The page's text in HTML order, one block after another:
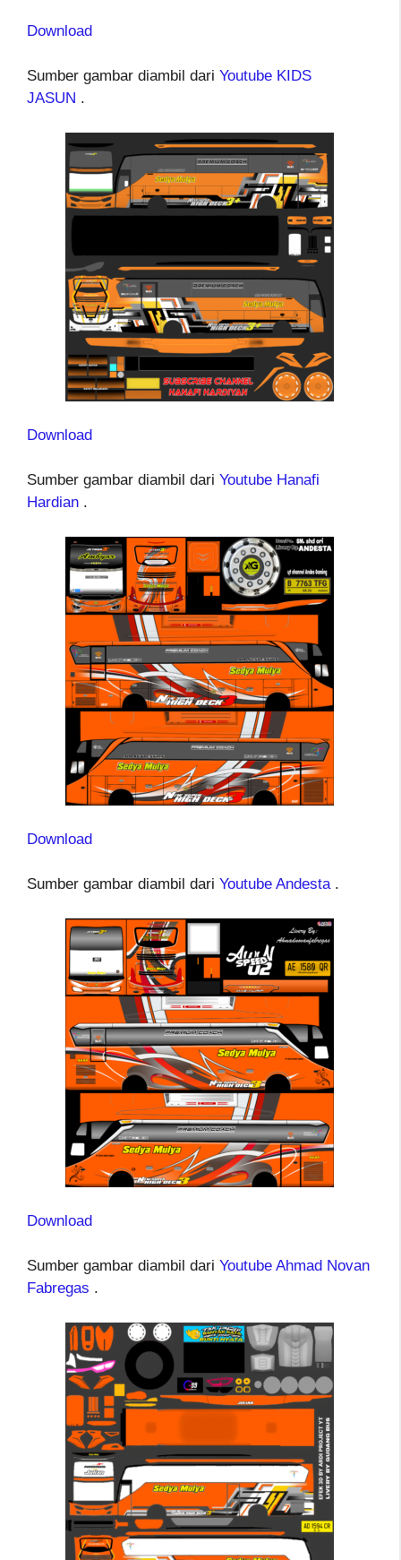
Download
Sumber gambar diambil dari Youtube KIDS
JASUN .
Download
Sumber gambar diambil dari Youtube Hanafi
Hardian .
Download
Sumber gambar diambil dari Youtube Andesta.
Download
Sumber gambar diambil dari Youtube Ahmad Novan
Fabregas .